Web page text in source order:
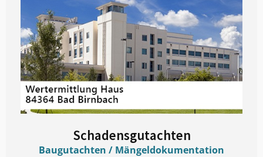
Schadensgutachten
Baugutachten / Mängeldokumentation